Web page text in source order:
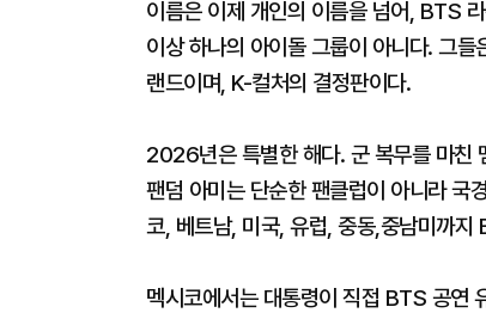
이름은 이제 개인의 이름을 넘어, BTS
이상 하나의 아이돌 그룹이 아니다. 그
랜드이며, K-컬처의 결정판이다.
2026년은 특별한 해다. 군 복무를 마친
팬덤 아미는 단순한 팬클럽이 아니라 국
코, 베트남, 미국, 유럽, 중동,중남미까
멕시코에서는 대통령이 직접 BTS 공연